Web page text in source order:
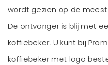
wordt gezien op de
De ontvanger is blij met
koffiebeker. U kunt bij
koffiebeker met logo